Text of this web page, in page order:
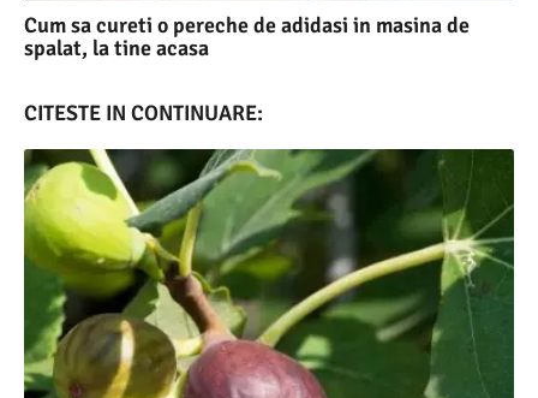
Cum sa cureti o pereche de adidasi in masina de
spalat, la tine acasa
CITESTE IN CONTINUARE: